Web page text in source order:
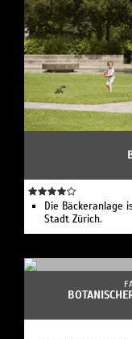
Die Bäckeranlage
Stadt Zürich.